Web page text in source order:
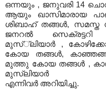
ഒന്നയും , ജനുവരി 14
ആയും ഖാസിമാരായ
ശിബാഹ് തങ്ങള്‍, സമസ്ത
ജനറല്‍ സെക്രട്ടറി
മുസ്്‌ലിയാര്‍ ,
കോയ തങ്ങള്‍,
മുത്തു കോയ തങ്ങള്‍ ,
മുസ്ലിയാര്‍
എന്നിവര്‍ അറിയിച്ചു.